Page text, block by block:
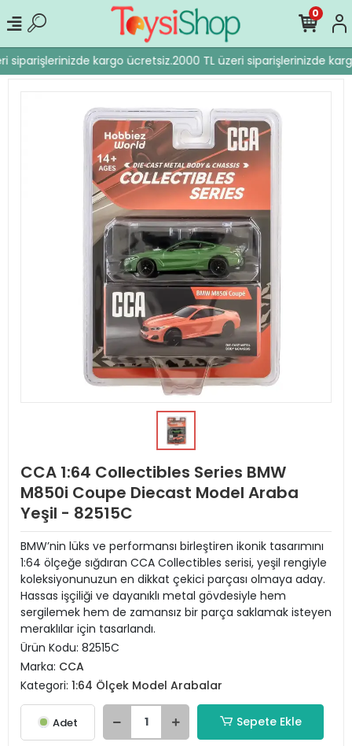
siparişlerinizde kargo ücretsiz.2000 TL üzeri siparişlerinizde
0
CCA 1:64 Collectibles Series BMW
M850i Coupe Diecast Model Araba
Yeşil - 82515C
BMW’nin lüks ve performansı birleştiren ikonik tasarımını
1:64 ölçeğe sığdıran CCA Collectibles serisi, yeşil rengiyle
koleksiyonunuzun en dikkat çekici parçası olmaya aday.
Hassas işçiliği ve dayanıklı metal gövdesiyle hem
sergilemek hem de zamansız bir parça saklamak isteyen
meraklılar için tasarlandı.
Ürün Kodu: 82515C
Marka: CCA
Kategori: 1:64 Ölçek Model Arabalar
Adet Sepete Ekle